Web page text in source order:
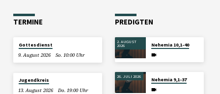
TERMINE
Gottesdienst
9. August 2026
So. 10:00 Uhr
Jugendkreis
13. August 2026
Do. 19:00 Uhr
PREDIGTEN
2. AUGUST
2026 Nehemia 10,1-40
26. JULI 2026
Nehemia 9,1-37